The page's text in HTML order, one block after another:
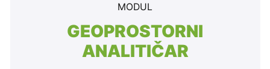
MODUL
GEOPROSTORNI
ANALITIČAR